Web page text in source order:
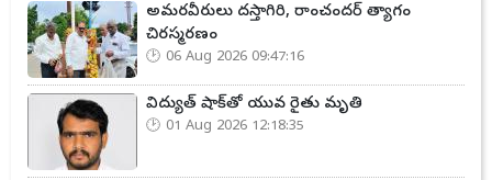
అమరవీరులు దస్తాగిరి, రాంచందర్ త్యాగం
చిరస్మరణం
06 Aug 2026 09:47:16
విద్యుత్ షాక్‌తో యువ రైతు మృతి
01 Aug 2026 12:18:35